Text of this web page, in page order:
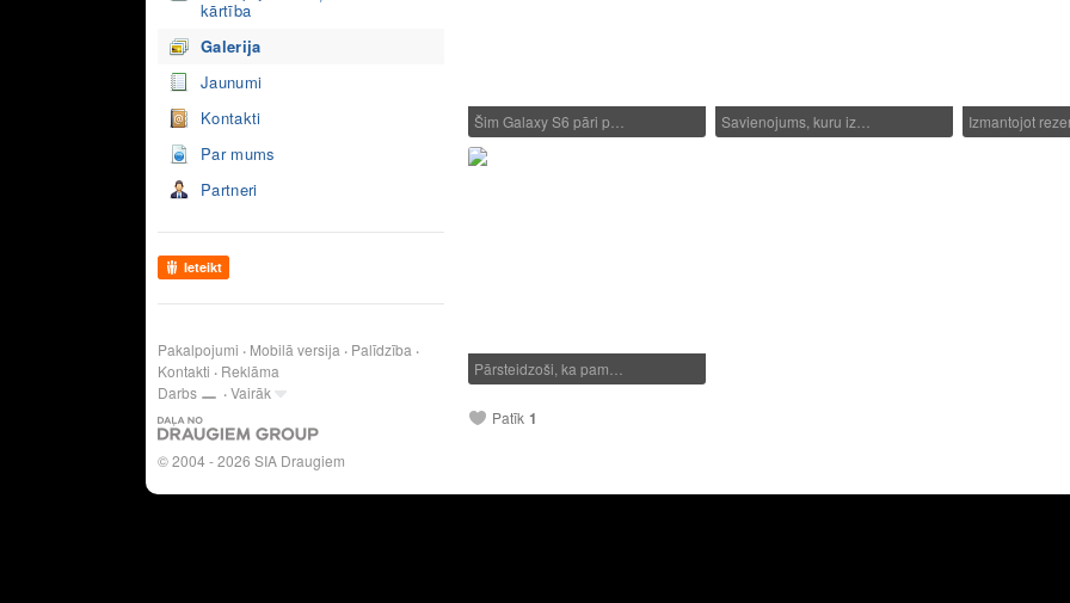
kārtība
Galerija
Jaunumi
Kontakti
Par mums
Partneri
Ieteikt
Pakalpojumi Mobilā versija
Palīdzība
Kontakti
Reklāma
Darbs
Vairāk
© 2004 - 2026 SIA Draugiem
Šim Galaxy S6 pāri p… Savienojums, kuru iz… Izmantojot
Pārsteidzoši, ka pam…
Patīk 1